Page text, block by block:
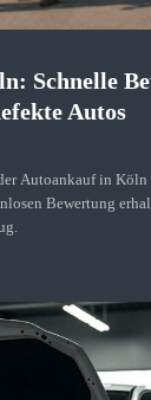
Schnelle
Autos
Autoankauf in Köln
Bewertung